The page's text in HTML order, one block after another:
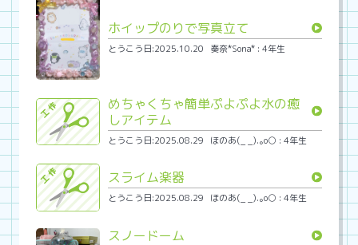
ホイップのりで写真立て
とうこう日:2025.10.20 奏奈*Sona* : 4年生
めちゃくちゃ簡単ぷよぷよ水の癒
しアイテム
とうこう日:2025.08.29 ほのあ(_ _).｡o○ : 4年生
スライム楽器
とうこう日:2025.08.29 ほのあ(_ _).｡o○ : 4年生
スノードーム